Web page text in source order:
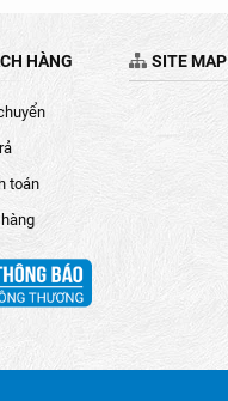
HÀNG
toán
SITE MAP